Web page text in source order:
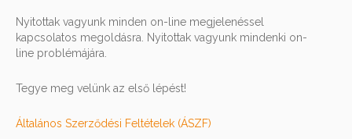
Nyitottak vagyunk minden on-line megjelenéssel
kapcsolatos megoldásra. Nyitottak vagyunk mindenki on-
line problémájára.
Tegye meg velünk az első lépést!
Általános Szerződési Feltételek (ÁSZF)